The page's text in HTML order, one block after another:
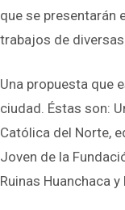
que se presentarán
trabajos de
Una propuesta que
ciudad. Éstas son:
Católica del Norte,
Joven de la
Ruinas Huanchaca